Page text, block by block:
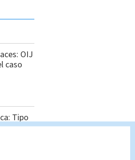
OIJ
caso
Tipo